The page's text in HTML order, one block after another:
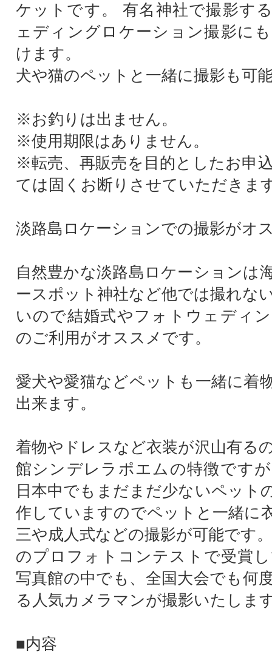
ケットです。 有名神社で撮影す
ェディングロケーション撮影に
けます。
犬や猫のペットと一緒に撮影も可
※お釣りは出ません。
※使用期限はありません。
※転売、再販売を目的としたお申
ては固くお断りさせていただきま
淡路島ロケーションでの撮影がオ
自然豊かな淡路島ロケーションは
ースポット神社など他では撮れな
いので結婚式やフォトウェディ
のご利用がオススメです。
愛犬や愛猫などペットも一緒に着
出来ます。
着物やドレスなど衣装が沢山有る
館シンデレラポエムの特徴です
日本中でもまだまだ少ないペット
作していますのでペットと一緒に
三や成人式などの撮影が可能です
のプロフォトコンテストで受賞
写真館の中でも、全国大会でも何
る人気カメラマンが撮影いたしま
■内容